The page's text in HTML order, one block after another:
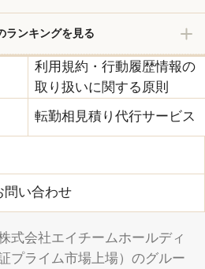
ランキングを見る
利用規約・行動履歴情報の
取り扱いに関する原則
転勤相見積り代行サービス
問い合わせ
式会社エイチームホールディ
プライム市場上場）のグルー